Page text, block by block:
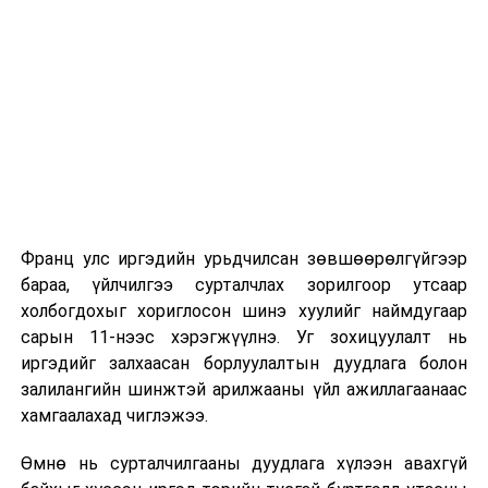
2026 оны 9 дүгээр сарын 13-наас оюутнуудыг
дотуур байранд оруулж эхэлнэ.
Сургууль, цэцэрлэгийн үйл ажиллагааны
зохицуулалт
2026 оны 8 дугаар сарын 17–28-ны өдрүүдэд
байранд элсэлт, бүртгэл болон бусад аливаа
Франц улс иргэдийн урьдчилсан зөвшөөрөлгүйгээр
бараа, үйлчилгээ сурталчлах зорилгоор утсаар
холбогдохыг хориглосон шинэ хуулийг наймдугаар
сарын 11-нээс хэрэгжүүлнэ. Уг зохицуулалт нь
иргэдийг залхаасан борлуулалтын дуудлага болон
залилангийн шинжтэй арилжааны үйл ажиллагаанаас
хамгаалахад чиглэжээ.
Өмнө нь сурталчилгааны дуудлага хүлээн авахгүй